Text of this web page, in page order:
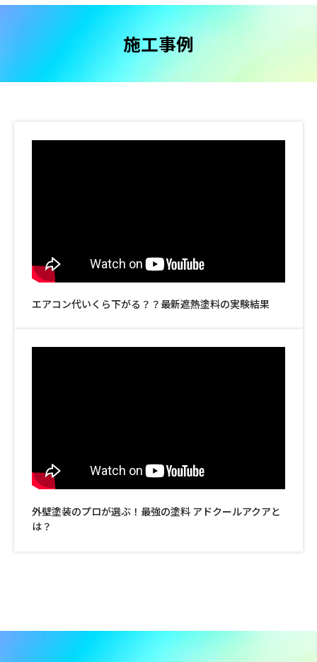
施工事例
エアコン代いくら下がる？？最新遮熱塗料の実験結果
外壁塗装のプロが選ぶ！最強の塗料 アドクールアクアと
は？